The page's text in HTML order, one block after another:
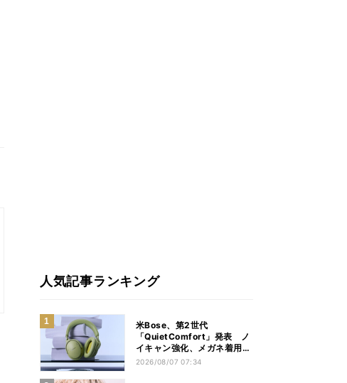
人気記事ランキング
米Bose、第2世代
「QuietComfort」発表 ノ
イキャン強化、メガネ着用時
の低下を抑制
2026/08/07 07:34